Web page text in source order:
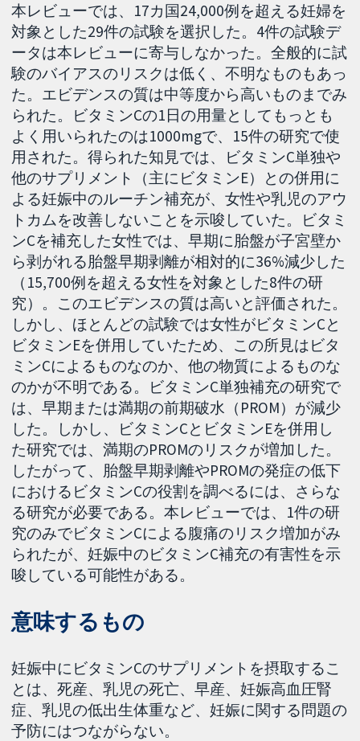
本レビューでは、17カ国24,000例を超える妊婦を
対象とした29件の試験を選択した。4件の試験デ
ータは本レビューに寄与しなかった。全般的に試
験のバイアスのリスクは低く、不明なものもあっ
た。エビデンスの質は中等度から高いものまでみ
られた。ビタミンCの1日の用量としてもっとも
よく用いられたのは1000mgで、15件の研究で使
用された。得られた知見では、ビタミンC単独や
他のサプリメント（主にビタミンE）との併用に
よる妊娠中のルーチン補充が、女性や乳児のアウ
トカムを改善しないことを示唆していた。ビタミ
ンCを補充した女性では、早期に胎盤が子宮壁か
ら剥がれる胎盤早期剥離が相対的に36%減少した
（15,700例を超える女性を対象とした8件の研
究）。このエビデンスの質は高いと評価された。
しかし、ほとんどの試験では女性がビタミンCと
ビタミンEを併用していたため、この所見はビタ
ミンCによるものなのか、他の物質によるものな
のかが不明である。ビタミンC単独補充の研究で
は、早期または満期の前期破水（PROM）が減少
した。しかし、ビタミンCとビタミンEを併用し
た研究では、満期のPROMのリスクが増加した。
したがって、胎盤早期剥離やPROMの発症の低下
におけるビタミンCの役割を調べるには、さらな
る研究が必要である。本レビューでは、1件の研
究のみでビタミンCによる腹痛のリスク増加がみ
られたが、妊娠中のビタミンC補充の有害性を示
唆している可能性がある。
意味するもの
妊娠中にビタミンCのサプリメントを摂取するこ
とは、死産、乳児の死亡、早産、妊娠高血圧腎
症、乳児の低出生体重など、妊娠に関する問題の
予防にはつながらない。